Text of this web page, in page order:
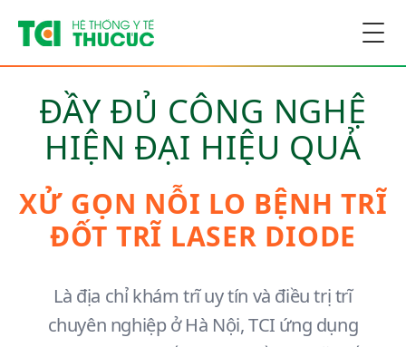
ĐẦY ĐỦ CÔNG NGHỆ
HIỆN ĐẠI HIỆU QUẢ
XỬ GỌN NỖI LO BỆNH TRĨ
ĐỐT TRĨ LASER DIODE
Là địa chỉ khám trĩ uy tín và điều trị trĩ
chuyên nghiệp ở Hà Nội, TCI ứng dụng